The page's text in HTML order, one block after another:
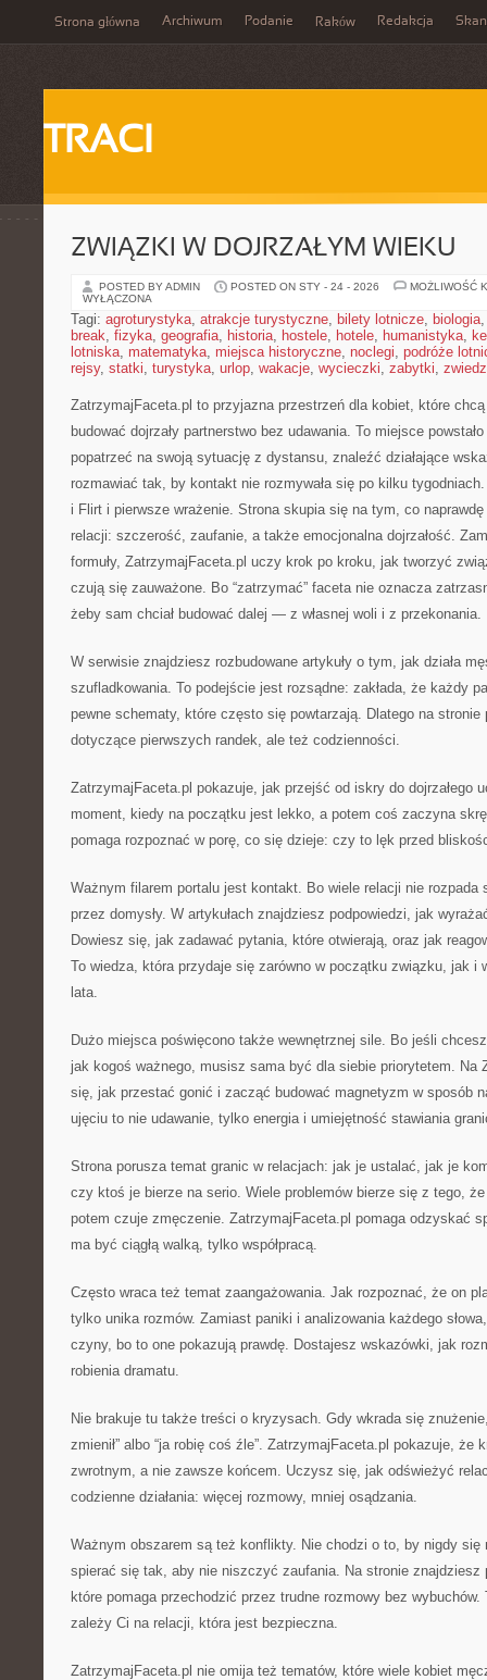
Strona główna Archiwum Podanie Raków Redakcja
TRACI
ZWIĄZKI W DOJRZAŁYM WIEKU
POSTED BY ADMIN POSTED ON STY - 24 - 2026
MOŻLIWOŚĆ
WYŁĄCZONA
Tagi: agroturystyka, atrakcje turystyczne, bilety lotnicze, biologia
break, fizyka, geografia, historia, hostele, hotele, humanistyka,
lotniska, matematyka, miejsca historyczne, noclegi, podróże
rejsy, statki, turystyka, urlop, wakacje, wycieczki, zabytki,
ZatrzymajFaceta.pl to przyjazna przestrzeń dla kobiet, które
budować dojrzały partnerstwo bez udawania. To miejsce
popatrzeć na swoją sytuację z dystansu, znaleźć działające
rozmawiać tak, by kontakt nie rozmywała się po kilku
i Flirt i pierwsze wrażenie. Strona skupia się na tym, co
relacji: szczerość, zaufanie, a także emocjonalna dojrzałość.
formuły, ZatrzymajFaceta.pl uczy krok po kroku, jak tworzyć
czują się zauważone. Bo “zatrzymać” faceta nie oznacza
żeby sam chciał budować dalej — z własnej woli i z przekonania.
W serwisie znajdziesz rozbudowane artykuły o tym, jak działa
szufladkowania. To podejście jest rozsądne: zakłada, że każdy
pewne schematy, które często się powtarzają. Dlatego na stronie
dotyczące pierwszych randek, ale też codzienności.
ZatrzymajFaceta.pl pokazuje, jak przejść od iskry do dojrzałego
moment, kiedy na początku jest lekko, a potem coś zaczyna
pomaga rozpoznać w porę, co się dzieje: czy to lęk przed
Ważnym filarem portalu jest kontakt. Bo wiele relacji nie
przez domysły. W artykułach znajdziesz podpowiedzi, jak
Dowiesz się, jak zadawać pytania, które otwierają, oraz jak
To wiedza, która przydaje się zarówno w początku związku, jak i
lata.
Dużo miejsca poświęcono także wewnętrznej sile. Bo jeśli
jak kogoś ważnego, musisz sama być dla siebie priorytetem. Na
się, jak przestać gonić i zacząć budować magnetyzm w sposób
ujęciu to nie udawanie, tylko energia i umiejętność stawiania
Strona porusza temat granic w relacjach: jak je ustalać, jak je
czy ktoś je bierze na serio. Wiele problemów bierze się z tego,
potem czuje zmęczenie. ZatrzymajFaceta.pl pomaga odzyskać
ma być ciągłą walką, tylko współpracą.
Często wraca też temat zaangażowania. Jak rozpoznać, że on
tylko unika rozmów. Zamiast paniki i analizowania każdego
czyny, bo to one pokazują prawdę. Dostajesz wskazówki, jak
robienia dramatu.
Nie brakuje tu także treści o kryzysach. Gdy wkrada się
zmienił” albo “ja robię coś źle”. ZatrzymajFaceta.pl pokazuje, że
zwrotnym, a nie zawsze końcem. Uczysz się, jak odświeżyć
codzienne działania: więcej rozmowy, mniej osądzania.
Ważnym obszarem są też konflikty. Nie chodzi o to, by nigdy się
spierać się tak, aby nie niszczyć zaufania. Na stronie znajdziesz
które pomaga przechodzić przez trudne rozmowy bez
zależy Ci na relacji, która jest bezpieczna.
ZatrzymajFaceta.pl nie omija też tematów, które wiele kobiet